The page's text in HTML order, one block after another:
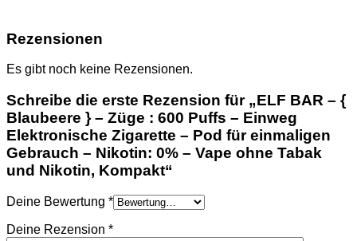
Rezensionen
Es gibt noch keine Rezensionen.
Schreibe die erste Rezension für „ELF BAR – {
Blaubeere } – Züge : 600 Puffs – Einweg
Elektronische Zigarette – Pod für einmaligen
Gebrauch – Nikotin: 0% – Vape ohne Tabak
und Nikotin, Kompakt“
Deine Bewertung *
Deine Rezension *